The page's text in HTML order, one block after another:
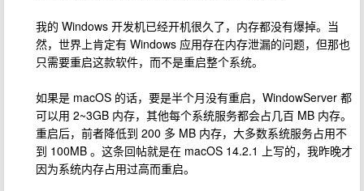
我的 Windows 开发机已经开机很久了，内存都没有爆掉。当
然，世界上肯定有 Windows 应用存在内存泄漏的问题，但那也
只需要重启这款软件，而不是重启整个系统。
如果是 macOS 的话，要是半个月没有重启，WindowServer 都
可以用 2~3GB 内存，其他每个系统服务都会占几百 MB 内存。
重启后，前者降低到 200 多 MB 内存，大多数系统服务占用不
到 100MB 。这条回帖就是在 macOS 14.2.1 上写的，我昨晚才
因为系统内存占用过高而重启。